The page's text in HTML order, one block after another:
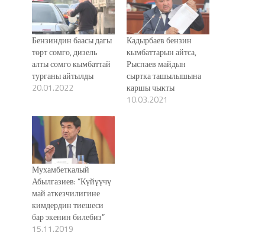
Бензиндин баасы дагы
төрт сомго, дизель
алты сомго кымбаттай
турганы айтылды
20.01.2022
Кадырбаев бензин
кымбаттарын айтса,
Рыспаев майдын
сыртка ташылышына
каршы чыкты
10.03.2021
Мухамбеткалый
Абылгазиев: “Күйүүчү
май аткезчилигине
кимдердин тиешеси
бар экенин билебиз”
15.11.2019